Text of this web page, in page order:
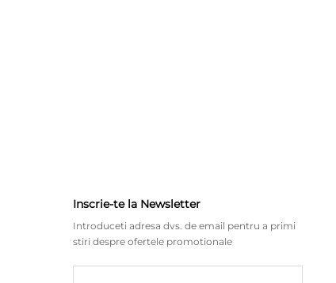
Inscrie-te la Newsletter
Introduceti adresa dvs. de email pentru a primi
stiri despre ofertele promotionale